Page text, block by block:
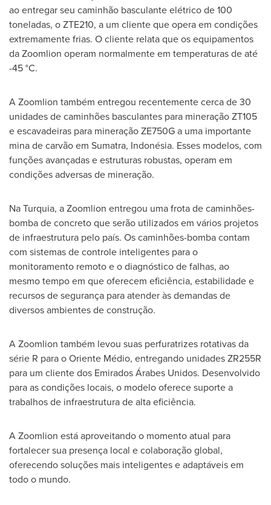
ao entregar seu caminhão basculante elétrico de 100
toneladas, o ZTE210, a um cliente que opera em condições
extremamente frias. O cliente relata que os equipamentos
da Zoomlion operam normalmente em temperaturas de até
-45 °C.
A Zoomlion também entregou recentemente cerca de 30
unidades de caminhões basculantes para mineração ZT105
e escavadeiras para mineração ZE750G a uma importante
mina de carvão em Sumatra, Indonésia. Esses modelos, com
funções avançadas e estruturas robustas, operam em
condições adversas de mineração.
Na Turquia, a Zoomlion entregou uma frota de caminhões-
bomba de concreto que serão utilizados em vários projetos
de infraestrutura pelo país. Os caminhões-bomba contam
com sistemas de controle inteligentes para o
monitoramento remoto e o diagnóstico de falhas, ao
mesmo tempo em que oferecem eficiência, estabilidade e
recursos de segurança para atender às demandas de
diversos ambientes de construção.
A Zoomlion também levou suas perfuratrizes rotativas da
série R para o Oriente Médio, entregando unidades ZR255R
para um cliente dos Emirados Árabes Unidos. Desenvolvido
para as condições locais, o modelo oferece suporte a
trabalhos de infraestrutura de alta eficiência.
A Zoomlion está aproveitando o momento atual para
fortalecer sua presença local e colaboração global,
oferecendo soluções mais inteligentes e adaptáveis em
todo o mundo.